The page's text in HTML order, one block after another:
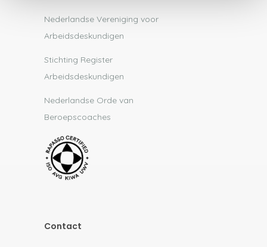
Nederlandse Vereniging voor
Arbeidsdeskundigen
Stichting Register
Arbeidsdeskundigen
Nederlandse Orde van
Beroepscoaches
Contact